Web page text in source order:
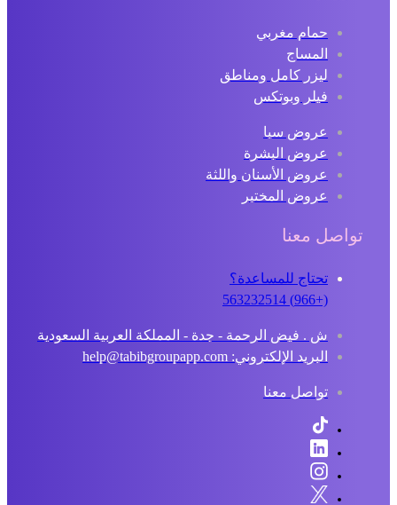
حمام مغربي
المساج
ليزر كامل ومناطق
فيلر وبوتكس
عروض سبا
عروض البشرة
عروض الأسنان واللثة
عروض المختبر
تواصل معنا
تحتاج للمساعدة؟
ش . فيض الرحمة - جدة - المملكة العربية السعودية
البريد الإلكتروني: help@tabibgroupapp.com
تواصل معنا